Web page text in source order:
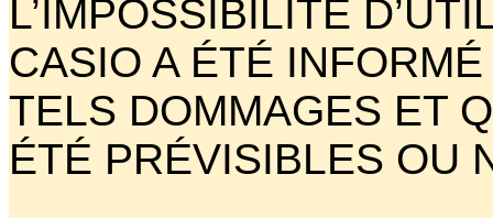
L’IMPOSSIBILITÉ
CASIO A ÉTÉ
TELS DOMMAGES ET
ÉTÉ PRÉVISIBLES OU